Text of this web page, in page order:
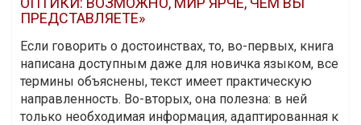
ПРЕДСТАВЛЯЕТЕ»
Если говорить о достоинствах, то, во-первых, книга
написана доступным даже для новичка языком, все
термины объяснены, текст имеет практическую
направленность. Во-вторых, она полезна: в ней
только необходимая информация, адаптированная к